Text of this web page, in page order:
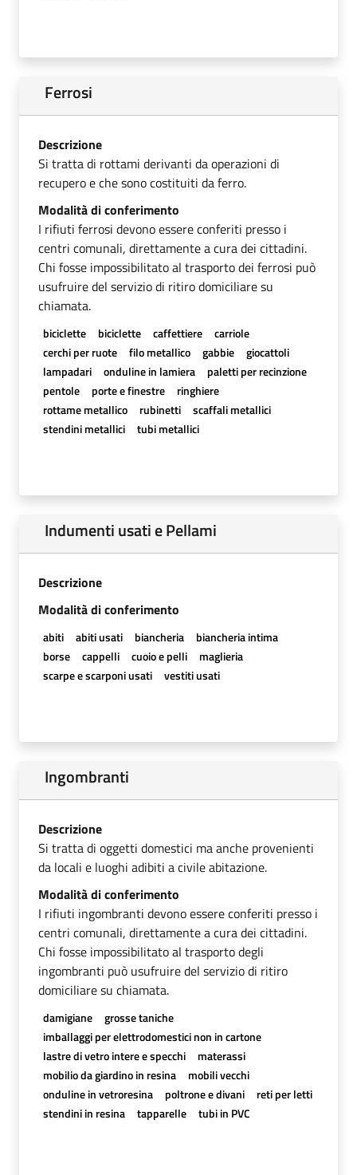
Ferrosi
Descrizione
Si tratta di rottami derivanti da operazioni di
recupero e che sono costituiti da ferro.
Modalità di conferimento
I rifiuti ferrosi devono essere conferiti presso i
centri comunali, direttamente a cura dei cittadini.
Chi fosse impossibilitato al trasporto dei ferrosi può
usufruire del servizio di ritiro domiciliare su
chiamata.
biciclette biciclette caffettiere
carriole
cerchi per ruote
filo metallico gabbie
giocattoli
lampadari
onduline in lamiera
paletti per recinzione
pentole
porte e finestre
ringhiere
rottame metallico
rubinetti
scaffali metallici
stendini metallici
tubi metallici
Indumenti usati e Pellami
Descrizione
Modalità di conferimento
abiti abiti usati biancheria
biancheria intima
borse
cappelli cuoio e pelli
maglieria
scarpe e scarponi usati
vestiti usati
Ingombranti
Descrizione
Si tratta di oggetti domestici ma anche provenienti
da locali e luoghi adibiti a civile abitazione.
Modalità di conferimento
I rifiuti ingombranti devono essere conferiti presso i
centri comunali, direttamente a cura dei cittadini.
Chi fosse impossibilitato al trasporto degli
ingombranti può usufruire del servizio di ritiro
domiciliare su chiamata.
damigiane
grosse taniche
imballaggi per elettrodomestici non in cartone
lastre di vetro intere e specchi
materassi
mobilio da giardino in resina
mobili vecchi
onduline in vetroresina
poltrone e divani
reti per letti
stendini in resina
tapparelle tubi in PVC